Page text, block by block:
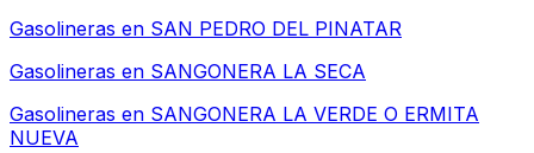
Gasolineras en SAN PEDRO DEL PINATAR
Gasolineras en SANGONERA LA SECA
Gasolineras en SANGONERA LA VERDE O ERMITA
NUEVA